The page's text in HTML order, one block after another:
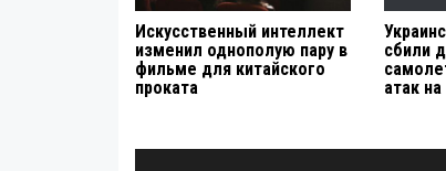
Искусственный интеллект
изменил однополую пару в
фильме для китайского
проката
сбили
атак
Навигация